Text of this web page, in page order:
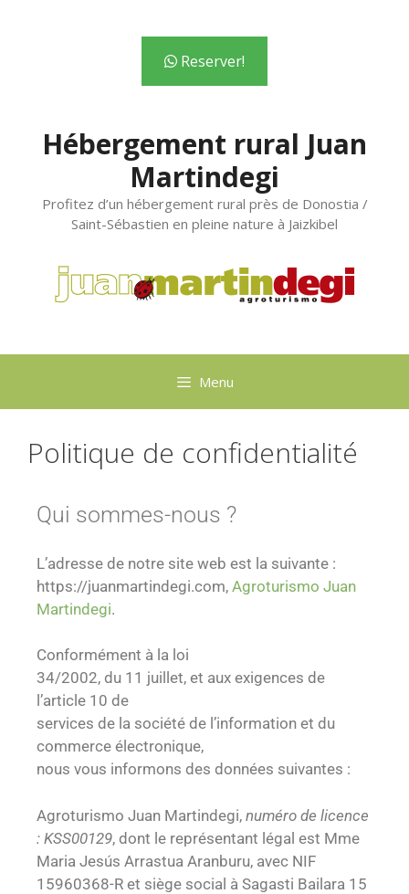
Reserver!
Hébergement rural Juan
Martindegi
Profitez d’un hébergement rural près de Donostia /
Saint-Sébastien en pleine nature à Jaizkibel
Menu
Politique de confidentialité
Qui sommes-nous ?
L’adresse de notre site web est la suivante :
https://juanmartindegi.com, Agroturismo Juan
Martindegi.
Conformément à la loi
34/2002, du 11 juillet, et aux exigences de
l’article 10 de
services de la société de l’information et du
commerce électronique,
nous vous informons des données suivantes :
Agroturismo Juan Martindegi, numéro de licence
: KSS00129, dont le représentant légal est Mme
Maria Jesús Arrastua Aranburu, avec NIF
15960368-R et siège social à Sagasti Bailara 15